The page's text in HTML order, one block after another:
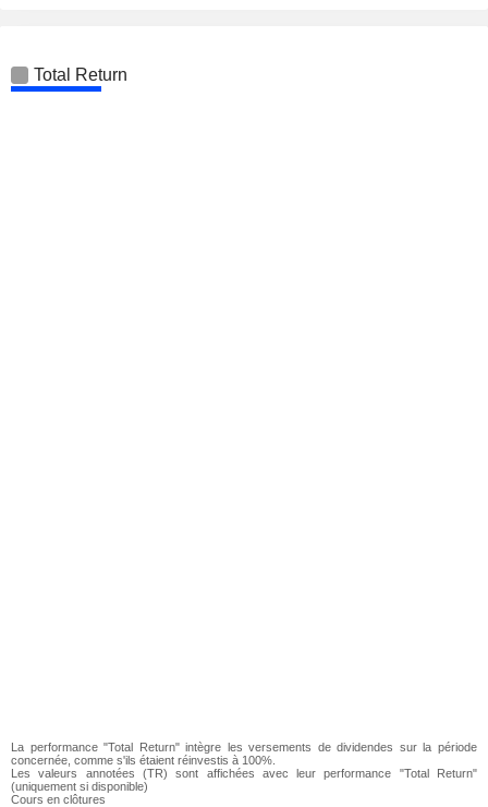
Total Return
La performance "Total Return" intègre les versements de dividendes sur la période
concernée, comme s'ils étaient réinvestis à 100%.
Les valeurs annotées (TR) sont affichées avec leur performance "Total Return"
(uniquement si disponible)
Cours en clôtures